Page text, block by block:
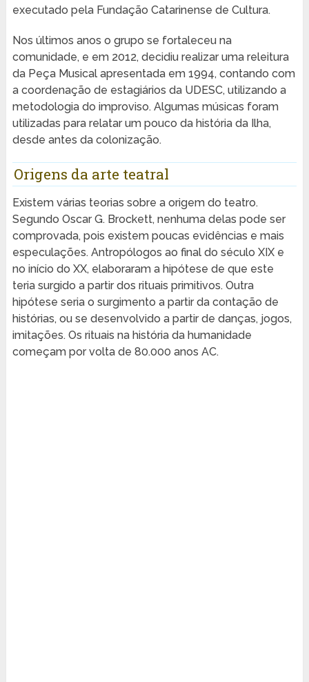
executado pela Fundação Catarinense de Cultura.
Nos últimos anos o grupo se fortaleceu na
comunidade, e em 2012, decidiu realizar uma releitura
da Peça Musical apresentada em 1994, contando com
a coordenação de estagiários da UDESC, utilizando a
metodologia do improviso. Algumas músicas foram
utilizadas para relatar um pouco da história da Ilha,
desde antes da colonização.
Origens da arte teatral
Existem várias teorias sobre a origem do teatro.
Segundo Oscar G. Brockett, nenhuma delas pode ser
comprovada, pois existem poucas evidências e mais
especulações. Antropólogos ao final do século XIX e
no início do XX, elaboraram a hipótese de que este
teria surgido a partir dos rituais primitivos. Outra
hipótese seria o surgimento a partir da contação de
histórias, ou se desenvolvido a partir de danças, jogos,
imitações. Os rituais na história da humanidade
começam por volta de 80.000 anos AC.